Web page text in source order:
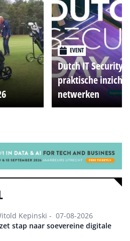
EVENT
Dutch IT Security
praktische
netwerken
Kepinski - 07-08-2026
stap naar soevereine digitale